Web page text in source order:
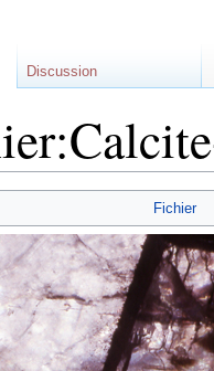
Fichier
Discussion